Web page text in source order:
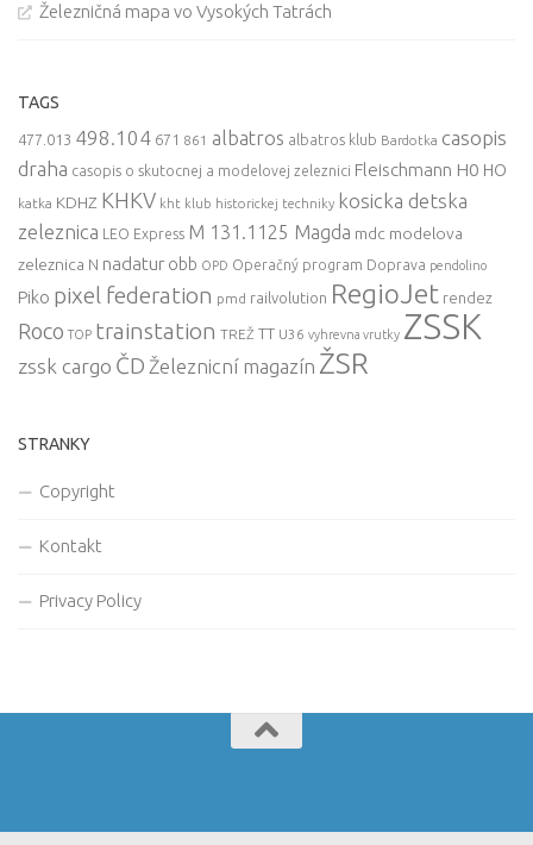
Železničná mapa vo Vysokých Tatrách
TAGS
477.013 498.104 671 861 albatros albatros klub Bardotka casopis
draha casopis o skutocnej a modelovej zeleznici Fleischmann H0 HO
katka KDHZ KHKV kht klub historickej techniky kosicka detska
zeleznica
LEO Express M 131.1125 Magda mdc modelova
zeleznica N nadatur obb OPD Operačný program Doprava pendolino
Piko pixel federation pmd railvolution RegioJet rendez
Roco TOP trainstation TREŽ TT U36 vyhrevna vrutky ZSSK
zssk cargo ČD Železnicní magazín ŽSR
STRANKY
Copyright
Kontakt
Privacy Policy